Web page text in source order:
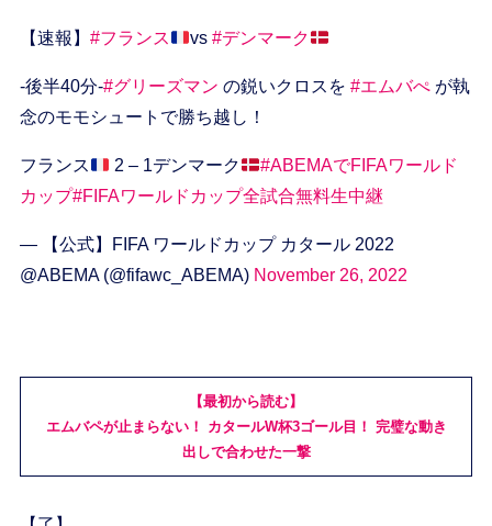
【速報】 #フランス vs#デンマーク
-後半40分-#グリーズマン の鋭いクロスを #エムバぺが執
念のモモシュートで勝ち越し！
フランス 2 – 1デンマーク
#ABEMAでFIFAワールド
カップ#FIFAワールドカップ全試合無料生中継
— 【公式】FIFA ワールドカップ カタール 2022
@ABEMA (@fifawc_ABEMA) November 26, 2022
【最初から読む】
エムバペが止まらない！ カタールW杯3ゴール目！ 完璧な動き
出しで合わせた一撃